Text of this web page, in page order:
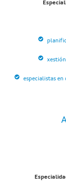
especialistas